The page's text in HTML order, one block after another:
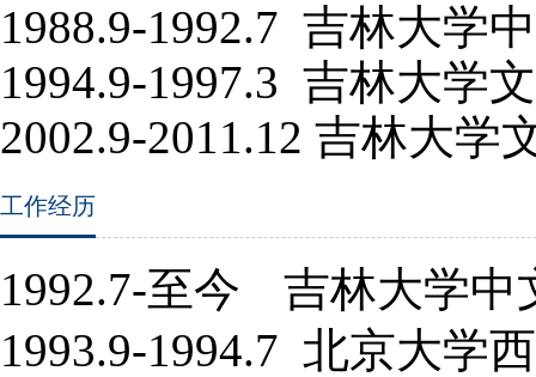
1988.9-1992.7 吉林大学
1994.9-1997.3 吉林大学
2002.9-2011.12 吉林大学
工作经历
1992.7-至今
吉林大学中
1993.9-1994.7 北京大学